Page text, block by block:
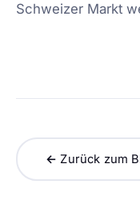
Schweizer Markt
← Zurück zum